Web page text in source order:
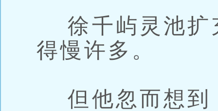
徐千屿灵池扩
得慢许多。
但他忽而想到